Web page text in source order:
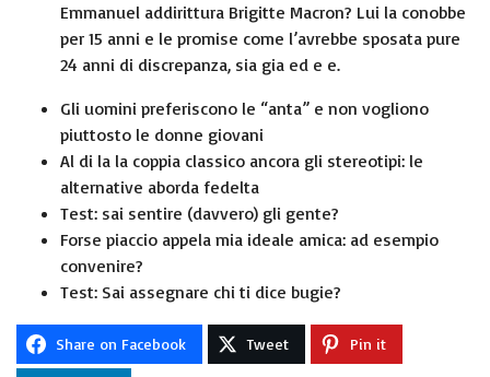
Emmanuel addirittura Brigitte Macron? Lui la conobbe
per 15 anni e le promise come l’avrebbe sposata pure
24 anni di discrepanza, sia gia ed e e.
Gli uomini preferiscono le “anta” e non vogliono
piuttosto le donne giovani
Al di la la coppia classico ancora gli stereotipi: le
alternative aborda fedelta
Test: sai sentire (davvero) gli gente?
Forse piaccio appela mia ideale amica: ad esempio
convenire?
Test: Sai assegnare chi ti dice bugie?
Share on Facebook Tweet Pin it